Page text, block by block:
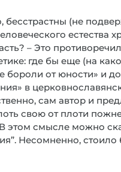
бесстрастны (не
естества
– Это
где бы еще (на
бороли от юности» и
в
сам автор и
свою от плоти
этом смысле можно
Несомненно,